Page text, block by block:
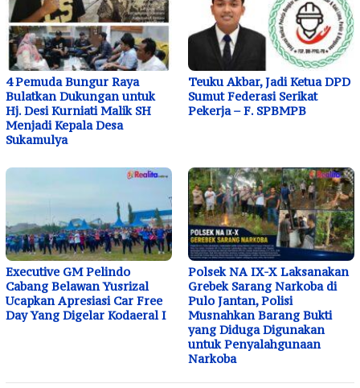
4 Pemuda Bungur Raya
Bulatkan Dukungan untuk
Hj. Desi Kurniati Malik SH
Menjadi Kepala Desa
Sukamulya
Teuku Akbar, Jadi Ketua DPD
Sumut Federasi Serikat
Pekerja – F. SPBMPB
Executive GM Pelindo
Cabang Belawan Yusrizal
Ucapkan Apresiasi Car Free
Day Yang Digelar Kodaeral I
Polsek NA IX-X Laksanakan
Grebek Sarang Narkoba di
Pulo Jantan, Polisi
Musnahkan Barang Bukti
yang Diduga Digunakan
untuk Penyalahgunaan
Narkoba